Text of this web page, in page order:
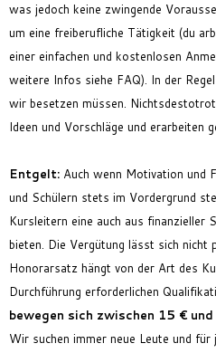
was jedoch keine zwingende
um eine freiberufliche Tätigkeit (du
einer einfachen und kostenlosen
weitere Infos siehe FAQ). In der
wir besetzen müssen.
Ideen und Vorschläge und erarbeiten
Entgelt: Auch wenn Motivation und
und Schülern stets im Vordergrund
Kursleitern eine auch aus finanzieller
bieten. Die Vergütung lässt sich nicht
Honorarsatz hängt von der Art des
Durchführung erforderlichen
bewegen sich zwischen 15 €
Wir suchen immer neue Leute und für